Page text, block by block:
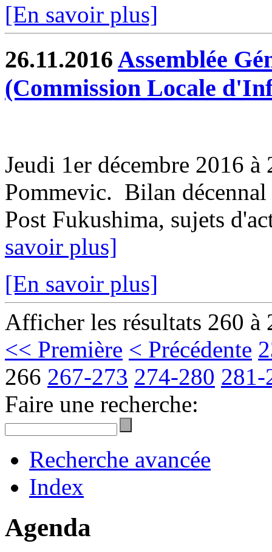
[En savoir plus]
26.11.2016 Assemblée
(Commission Locale
Jeudi 1er décembre 2016 à
Pommevic. Bilan
Post Fukushima, sujets
savoir plus]
[En savoir plus]
Afficher les résultats 260 à
<< Première < Précédente
266 267-273 274-280 281-
Faire une recherche:
Recherche avancée
Index
Agenda